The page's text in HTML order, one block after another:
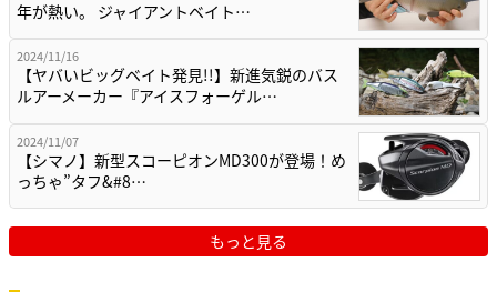
年が熱い。 ジャイアントベイト…
2024/11/16
【ヤバいビッグベイト発見!!】新進気鋭のバス
ルアーメーカー『アイスフォーゲル…
2024/11/07
【シマノ】新型スコーピオンMD300が登場！め
っちゃ”タフ&#8…
もっと見る